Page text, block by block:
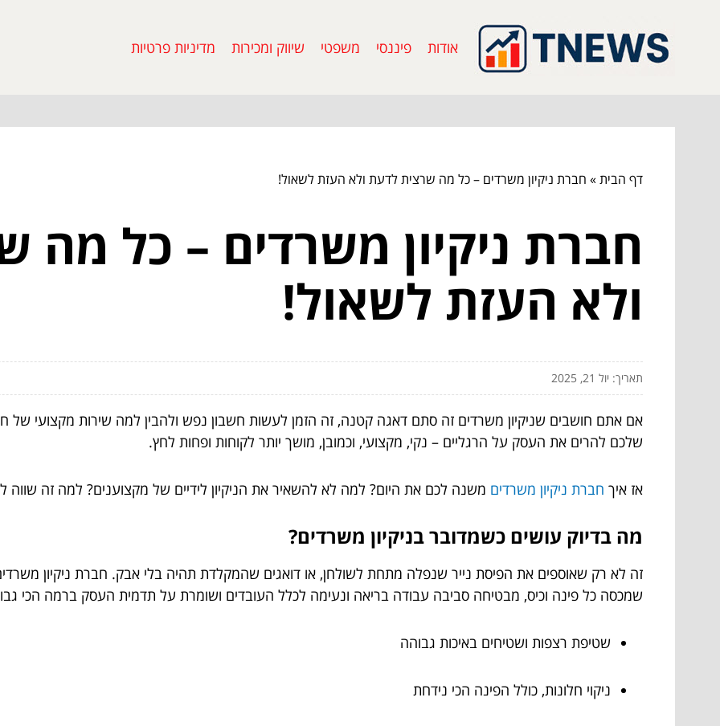
אודות פיננסי משפטי שיווק ומכירות מדיניות פרטיות
דף הבית» חברת ניקיון משרדים – כל מה שרצית לדעת ולא העזת לשאול!
חברת ניקיון משרדים – כל מה
ולא העזת לשאול!
תאריך: יול 21, 2025
אם אתם חושבים שניקיון משרדים זה סתם דאגה קטנה, זה הזמן לעשות חשבון נפש ולהבין למה שירות מקצועי של
שלכם להרים את העסק על הרגליים – נקי, מקצועי, וכמובן, מושך יותר לקוחות ופחות לחץ.
אז איך חברת ניקיון משרדים משנה לכם את היום? למה לא להשאיר את הניקיון לידיים של מקצוענים? למה זה
מה בדיוק עושים כשמדובר בניקיון משרדים?
זה לא רק שאוספים את הפיסת נייר שנפלה מתחת לשולחן, או דואגים שהמקלדת תהיה בלי אבק. חברת ניקיון
שמכסה כל פינה וכיס, מבטיחה סביבה עבודה בריאה ונעימה לכלל העובדים ושומרת על תדמית העסק ברמה הכי
שטיפת רצפות ושטיחים באיכות גבוהה
ניקוי חלונות, כולל הפינה הכי נידחת